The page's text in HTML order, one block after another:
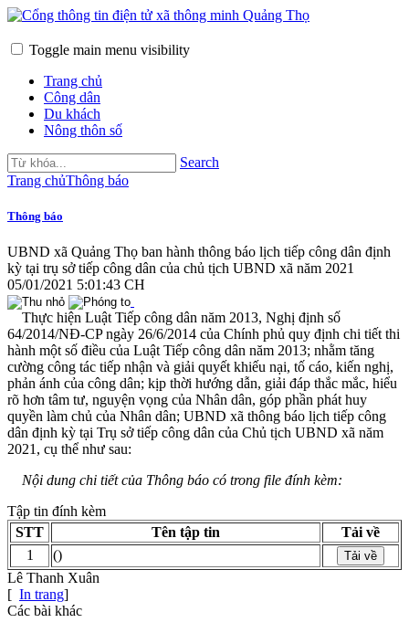
Toggle main menu visibility
Trang chủ
Công dân
Du khách
Nông thôn số
Search
Trang chủThông báo
Thông báo
UBND xã Quảng Thọ ban hành thông báo lịch tiếp công dân định
kỳ tại trụ sở tiếp công dân của chủ tịch UBND xã năm 2021
05/01/2021 5:01:43 CH
Thực hiện Luật Tiếp công dân năm 2013, Nghị định số
64/2014/NĐ-CP ngày 26/6/2014 của Chính phủ quy định chi tiết thi
hành một số điều của Luật Tiếp công dân năm 2013; nhằm tăng
cường công tác tiếp nhận và giải quyết khiếu nại, tố cáo, kiến nghị,
phản ánh của công dân; kịp thời hướng dẫn, giải đáp thắc mắc, hiểu
rõ hơn tâm tư, nguyện vọng của Nhân dân, góp phần phát huy
quyền làm chủ của Nhân dân; UBND xã thông báo lịch tiếp công
dân định kỳ tại Trụ sở tiếp công dân của Chủ tịch UBND xã năm
2021, cụ thể như sau:
Nội dung chi tiết của Thông báo có trong file đính kèm:
Tập tin đính kèm
STT
Tên tập tin
Tải về
1
() Tải về
Lê Thanh Xuân
[ In trang]
Các bài khác